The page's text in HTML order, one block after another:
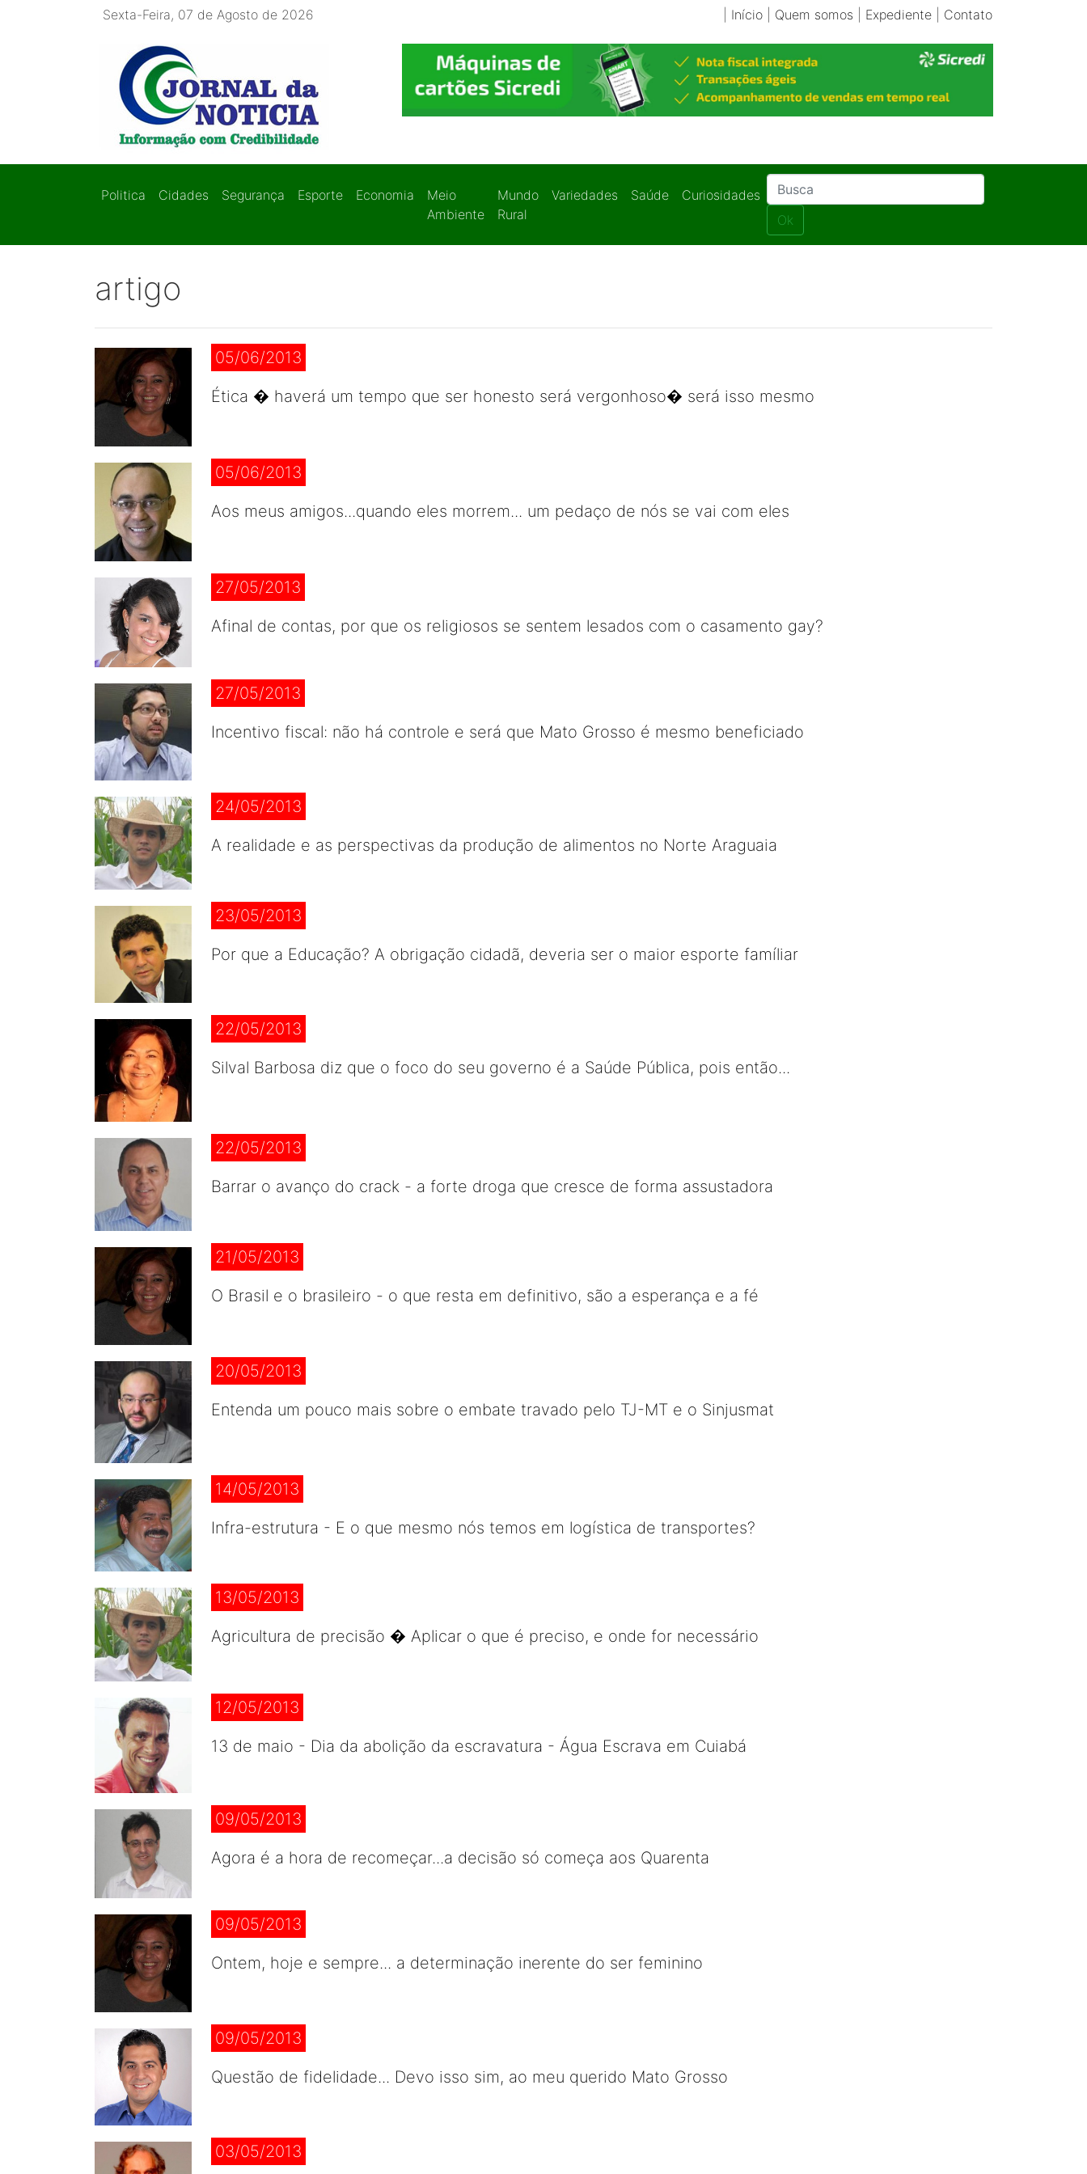
Sexta-Feira, 07 de Agosto de 2026 Início| Quem somos Expediente| Contato
Politica Cidades Segurança Esporte Economia
Meio
Ambiente
Mundo
Rural
Variedades Saúde
Curiosidades
Ok
artigo
05/06/2013
Ética � haverá um tempo que ser honesto será vergonhoso� será isso mesmo
05/06/2013
Aos meus amigos...quando eles morrem... um pedaço de nós se vai com eles
27/05/2013
Afinal de contas, por que os religiosos se sentem lesados com o casamento gay?
27/05/2013
Incentivo fiscal: não há controle e será que Mato Grosso é mesmo beneficiado
24/05/2013
A realidade e as perspectivas da produção de alimentos no Norte Araguaia
23/05/2013
Por que a Educação? A obrigação cidadã, deveria ser o maior esporte famíliar
22/05/2013
Silval Barbosa diz que o foco do seu governo é a Saúde Pública, pois então...
22/05/2013
Barrar o avanço do crack - a forte droga que cresce de forma assustadora
21/05/2013
O Brasil e o brasileiro - o que resta em definitivo, são a esperança e a fé
20/05/2013
Entenda um pouco mais sobre o embate travado pelo TJ-MT e o Sinjusmat
14/05/2013
Infra-estrutura - E o que mesmo nós temos em logística de transportes?
13/05/2013
Agricultura de precisão � Aplicar o que é preciso, e onde for necessário
12/05/2013
13 de maio - Dia da abolição da escravatura - Água Escrava em Cuiabá
09/05/2013
Agora é a hora de recomeçar...a decisão só começa aos Quarenta
09/05/2013
Ontem, hoje e sempre... a determinação inerente do ser feminino
09/05/2013
Questão de fidelidade... Devo isso sim, ao meu querido Mato Grosso
03/05/2013